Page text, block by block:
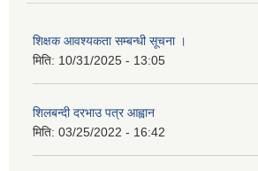
शिक्षक आवश्यकता सम्बन्धी सूचना ।
मिति: 10/31/2025 - 13:05
शिलबन्दी दरभाउ पत्र आह्वान
मिति: 03/25/2022 - 16:42